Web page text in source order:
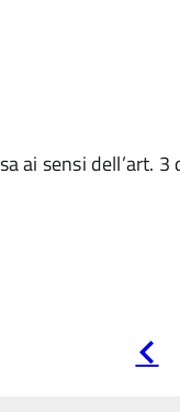
ai sensi dell’art.